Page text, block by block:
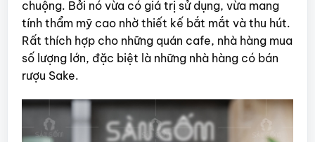
chuộng. Bởi nó vừa có giá trị sử dụng, vừa mang
tính thẩm mỹ cao nhờ thiết kế bắt mắt và thu hút.
Rất thích hợp cho những quán cafe, nhà hàng mua
số lượng lớn, đặc biệt là những nhà hàng có bán
rượu Sake.